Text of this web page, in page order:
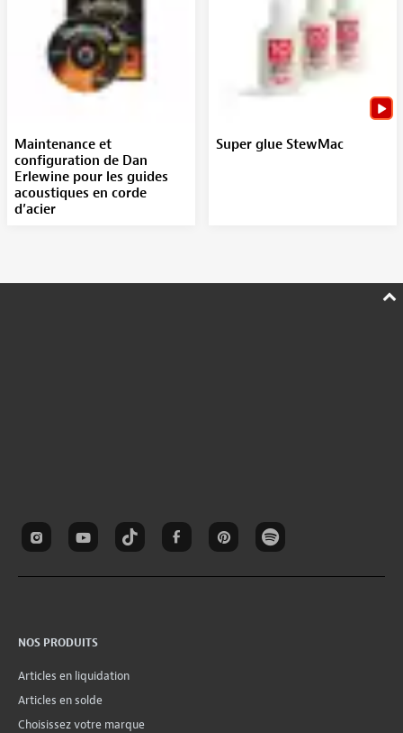
Maintenance et
configuration de Dan
Erlewine pour les guides
acoustiques en corde
d’acier
Super glue StewMac
NOS PRODUITS
Articles en liquidation
Articles en solde
Choisissez votre marque